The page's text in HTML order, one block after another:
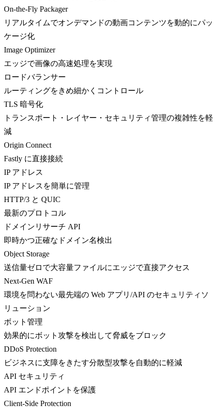
On-the-Fly Packager
リアルタイムでオンデマンドの動画コンテンツを動的にパッ
ケージ化
Image Optimizer
エッジで画像の高速処理を実現
ロードバランサー
ルーティングをきめ細かくコントロール
TLS 暗号化
トランスポート・レイヤー・セキュリティ管理の複雑性を軽
減
Origin Connect
Fastly に直接接続
IP アドレス
IP アドレスを簡単に管理
HTTP/3 と QUIC
最新のプロトコル
ドメインリサーチ API
即時かつ正確なドメイン名検出
Object Storage
送信量ゼロで大容量ファイルにエッジで直接アクセス
Next-Gen WAF
環境を問わない最先端の Web アプリ/API のセキュリティソ
リューション
ボット管理
効果的にボット攻撃を検出して脅威をブロック
DDoS Protection
ビジネスに支障をきたす分散型攻撃を自動的に軽減
API セキュリティ
API エンドポイントを保護
Client-Side Protection